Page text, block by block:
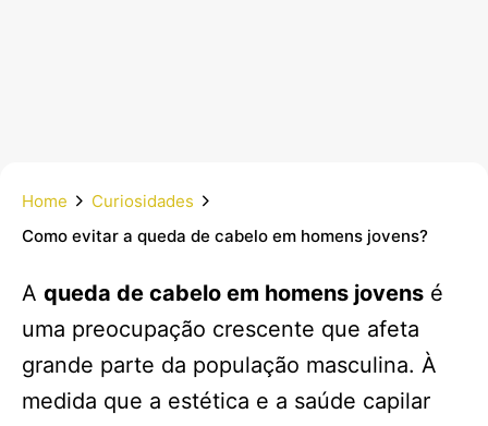
Home
Curiosidades
Como evitar a queda de cabelo em homens jovens?
A queda de cabelo em homens jovens é
uma preocupação crescente que afeta
grande parte da população masculina. À
medida que a estética e a saúde capilar